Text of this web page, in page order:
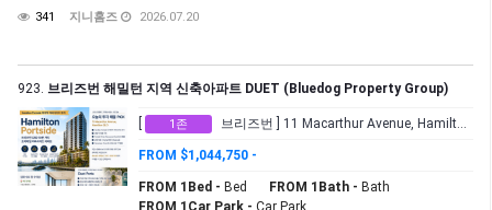
341 지니홈즈 2026.07.20
923. 브리즈번 해밀턴 지역 신축아파트 DUET (Bluedog Property Group)
1존 브리즈번 ] 11 Macarthur Avenue, Hamilton QLD
FROM $1,044,750 -
FROM 1Bed - Bed FROM 1Bath - Bath
FROM 1Car Park - Car Park